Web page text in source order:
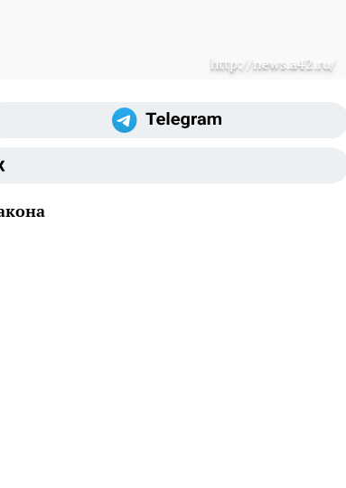
http://news.a42.ru/